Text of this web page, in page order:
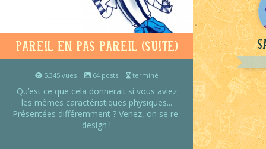
Pareil en pas pareil (suite)
5.345 vues 64 posts terminé
Qu’est ce que cela donnerait si vous aviez
les mêmes caractéristiques physiques...
Présentées différemment ? Venez, on se re-
design !